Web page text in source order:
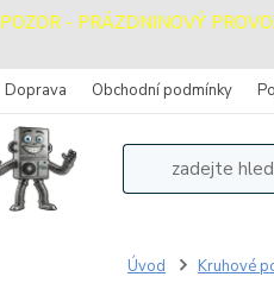
POZOR - PRÁZDNINOVÝ
Doprava Obchodní podmínky
Úvod Kruhové